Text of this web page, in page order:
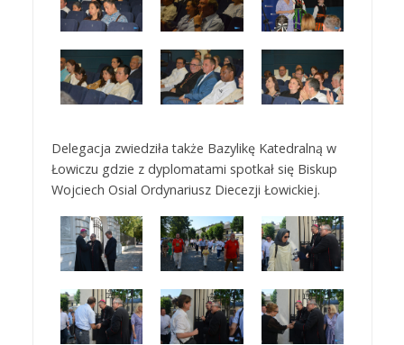
Delegacja zwiedziła także Bazylikę Katedralną w
Łowiczu gdzie z dyplomatami spotkał się Biskup
Wojciech Osial Ordynariusz Diecezji Łowickiej.